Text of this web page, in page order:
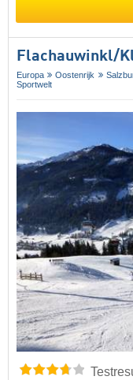
Flachauwinkl/​
Europa Oostenrijk
Sportwelt